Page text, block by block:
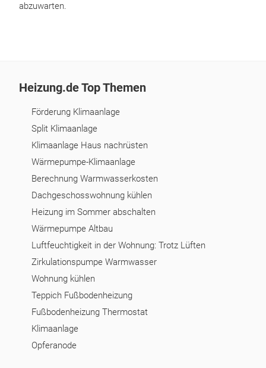
abzuwarten.
Heizung.de Top Themen
Förderung Klimaanlage
Split Klimaanlage
Klimaanlage Haus nachrüsten
Wärmepumpe-Klimaanlage
Berechnung Warmwasserkosten
Dachgeschosswohnung kühlen
Heizung im Sommer abschalten
Wärmepumpe Altbau
Luftfeuchtigkeit in der Wohnung: Trotz Lüften
Zirkulationspumpe Warmwasser
Wohnung kühlen
Teppich Fußbodenheizung
Fußbodenheizung Thermostat
Klimaanlage
Opferanode